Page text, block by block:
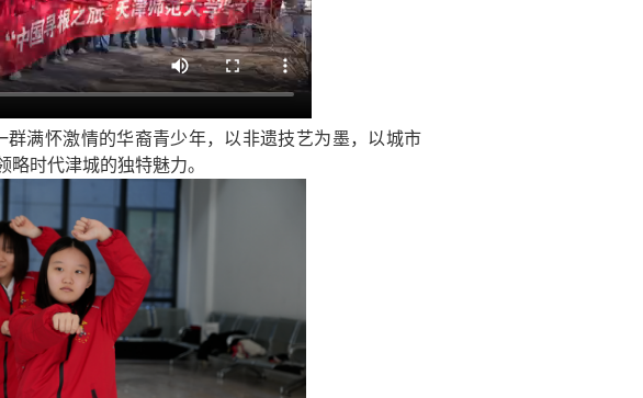
群满怀激情的华裔青少年，以非遗技艺为墨，以城市
时代津城的独特魅力。